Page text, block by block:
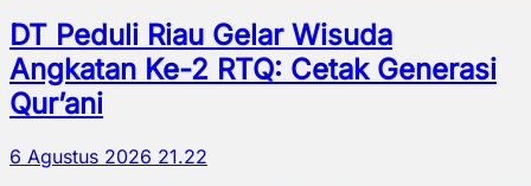
DT Peduli Riau Gelar Wisuda
Angkatan Ke-2 RTQ: Cetak Generasi
Qur’ani
6 Agustus 2026 21.22